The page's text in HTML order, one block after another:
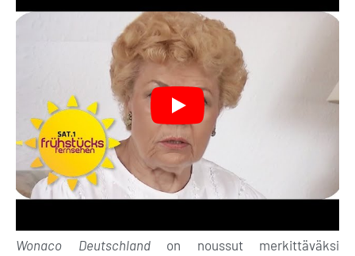
Wonaco Deutschlandon noussut merkittäväksi